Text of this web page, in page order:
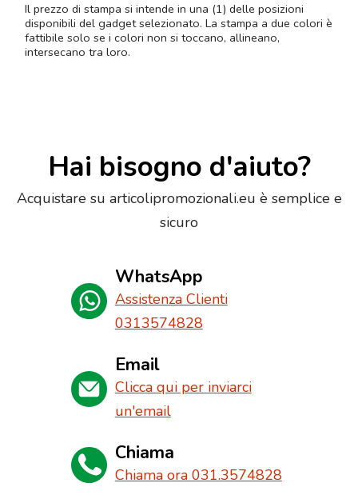
Il prezzo di stampa si intende in una (1) delle posizioni
disponibili del gadget selezionato. La stampa a due colori è
fattibile solo se i colori non si toccano, allineano,
intersecano tra loro.
Hai bisogno d'aiuto?
Acquistare su articolipromozionali.eu è semplice e
sicuro
WhatsApp
Assistenza Clienti
0313574828
Email
Clicca qui per inviarci
un'email
Chiama
Chiama ora 031.3574828